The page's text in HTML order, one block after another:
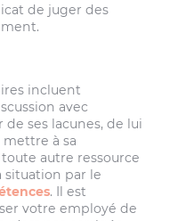
de juger des
incluent
avec
de ses lacunes, de lui
à sa
autre ressource
situation par le
. Il est
votre employé de